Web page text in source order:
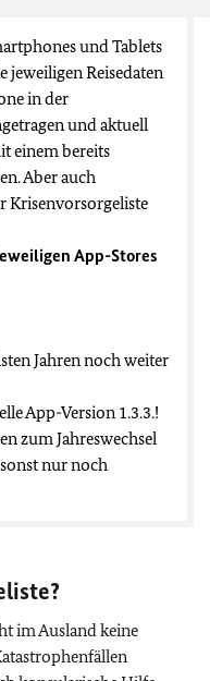
und Tablets
jeweiligen Reisedaten
in der
und aktuell
einem bereits
Aber auch
Krisenvorsorgeliste
App-Stores
Jahren noch weiter
App-Version 1.3.3.!
zum Jahreswechsel
nur noch
im Ausland keine